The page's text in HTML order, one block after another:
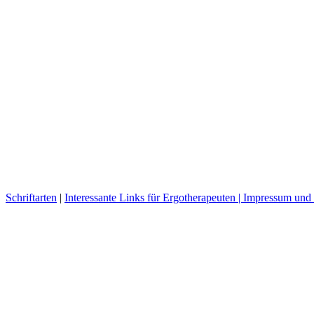
Schriftarten | Interessante Links für Ergotherapeuten | Impressum